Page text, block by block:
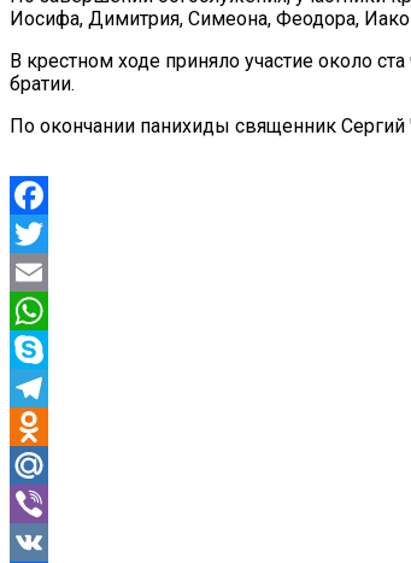
Иосифа, Димитрия, Симеона, Феодора,
В крестном ходе приняло участие около
братии.
По окончании панихиды священник
Facebook
Twitter
Email
WhatsApp
Skype
Telegram
Odnoklassniki
Mail.Ru
Viber